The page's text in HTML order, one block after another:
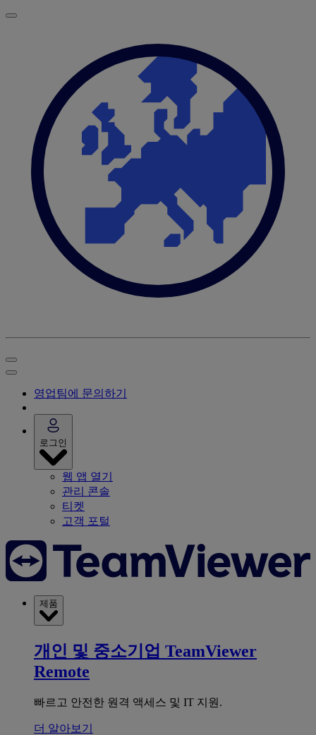
영업팀에 문의하기
로그인
웹 앱 열기
관리 콘솔
티켓
고객 포털
제품
개인 및 중소기업 TeamViewer
Remote
빠르고 안전한 원격 액세스 및 IT 지원.
더 알아보기